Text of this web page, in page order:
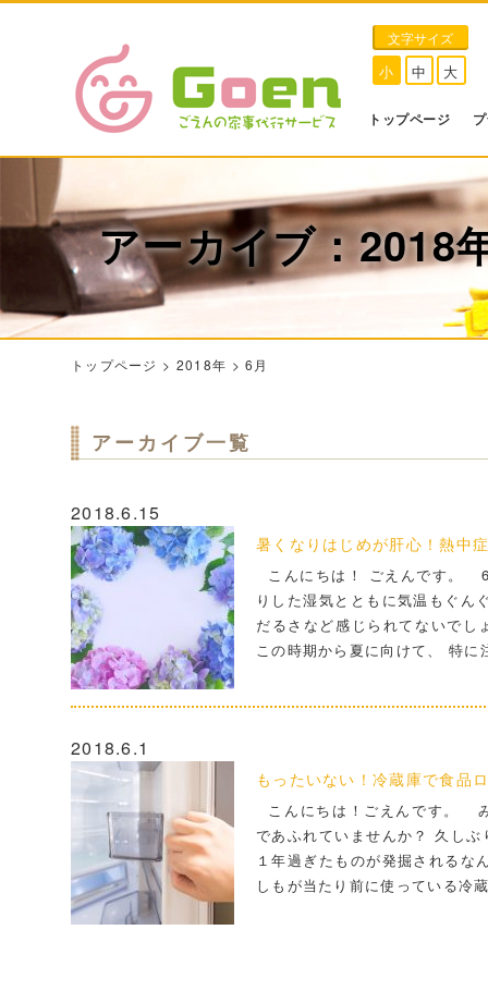
文字サイズ
小 中 大
トップページ
アーカイブ：2018
トップページ > 2018年 >6月
アーカイブ一覧
2018.6.15
暑くなりはじめが肝心！熱中
こんにちは！ ごえんです。
りした湿気とともに気温もぐん
だるさなど感じられてないで
この時期から夏に向けて、 特
2018.6.1
もったいない！冷蔵庫で食品
こんにちは！ごえんです。
であふれていませんか？ 久し
１年過ぎたものが発掘されるな
しもが当たり前に使っている冷